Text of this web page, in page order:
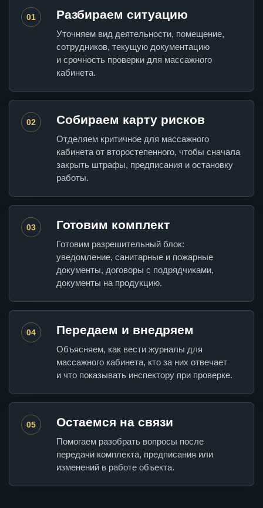
01 Разбираем ситуацию
Уточняем вид деятельности, помещение,
сотрудников, текущую документацию
и срочность проверки для массажного
кабинета.
02 Собираем карту рисков
Отделяем критичное для массажного
кабинета от второстепенного, чтобы сначала
закрыть штрафы, предписания и остановку
работы.
03 Готовим комплект
Готовим разрешительный блок:
уведомление, санитарные и пожарные
документы, договоры с подрядчиками,
документы на продукцию.
04 Передаем и внедряем
Объясняем, как вести журналы для
массажного кабинета, кто за них отвечает
и что показывать инспектору при проверке.
05 Остаемся на связи
Помогаем разобрать вопросы после
передачи комплекта, предписания или
изменений в работе объекта.